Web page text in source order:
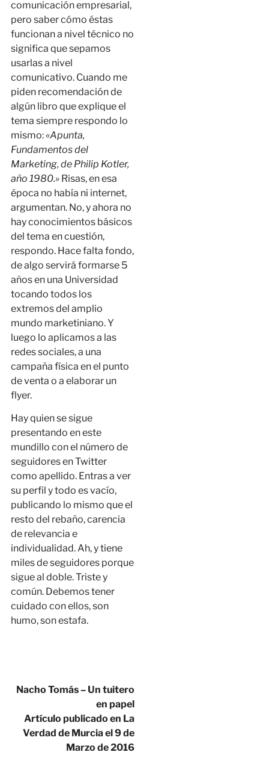
comunicación empresarial,
pero saber cómo éstas
funcionan a nivel técnico no
significa que sepamos
usarlas a nivel
comunicativo. Cuando me
piden recomendación de
algún libro que explique el
tema siempre respondo lo
mismo:«Apunta,
Fundamentos del
Marketing, de Philip Kotler,
año 1980.»Risas, en esa
época no había ni internet,
argumentan. No, y ahora no
hay conocimientos básicos
del tema en cuestión,
respondo. Hace falta fondo,
de algo servirá formarse 5
años en una Universidad
tocando todos los
extremos del amplio
mundo marketiniano. Y
luego lo aplicamos a las
redes sociales, a una
campaña física en el punto
de venta o a elaborar un
flyer.
Hay quien se sigue
presentando en este
mundillo con el número de
seguidores en Twitter
como apellido. Entras a ver
su perfil y todo es vacío,
publicando lo mismo que el
resto del rebaño, carencia
de relevancia e
individualidad. Ah, y tiene
miles de seguidores porque
sigue al doble. Triste y
común. Debemos tener
cuidado con ellos, son
humo, son estafa.
Nacho Tomás – Un tuitero
en papel
Artículo publicado en La
Verdad de Murcia el 9 de
Marzo de 2016